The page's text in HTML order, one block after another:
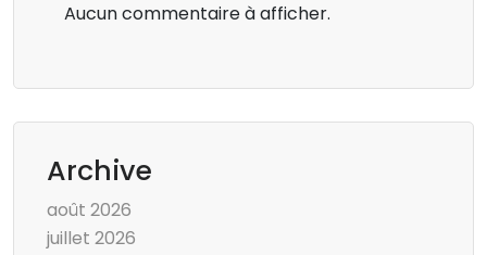
Aucun commentaire à afficher.
Archive
août 2026
juillet 2026